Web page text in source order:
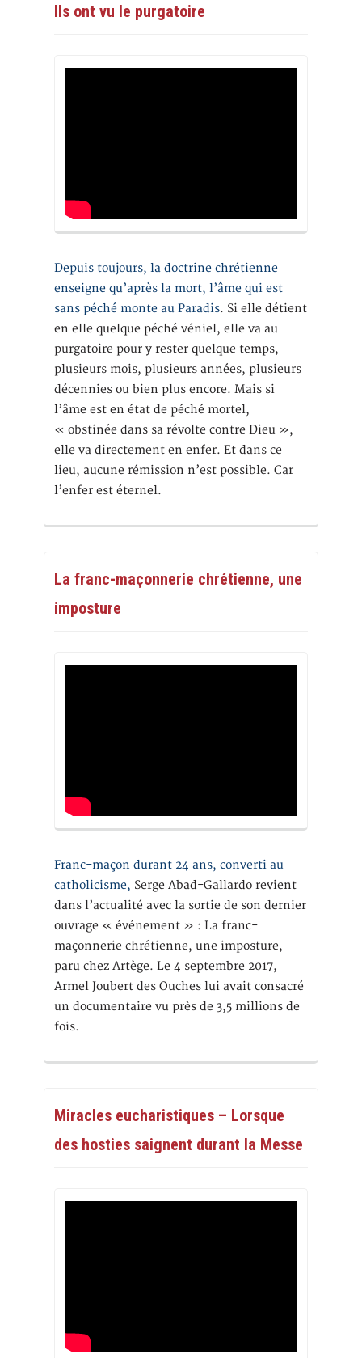
Ils ont vu le purgatoire
Depuis toujours, la doctrine chrétienne
enseigne qu’après la mort, l’âme qui est
sans péché monte au Paradis. Si elle détient
en elle quelque péché véniel, elle va au
purgatoire pour y rester quelque temps,
plusieurs mois, plusieurs années, plusieurs
décennies ou bien plus encore. Mais si
l’âme est en état de péché mortel,
« obstinée dans sa révolte contre Dieu »,
elle va directement en enfer. Et dans ce
lieu, aucune rémission n’est possible. Car
l’enfer est éternel.
La franc-maçonnerie chrétienne, une
imposture
Franc-maçon durant 24 ans, converti au
catholicisme, Serge Abad-Gallardo revient
dans l’actualité avec la sortie de son dernier
ouvrage « événement » : La franc-
maçonnerie chrétienne, une imposture,
paru chez Artège. Le 4 septembre 2017,
Armel Joubert des Ouches lui avait consacré
un documentaire vu près de 3,5 millions de
fois.
Miracles eucharistiques – Lorsque
des hosties saignent durant la Messe